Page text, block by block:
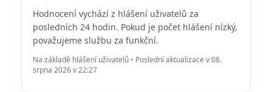
Hodnocení vychází z hlášení uživatelů za
posledních 24 hodin. Pokud je počet hlášení nízký,
považujeme službu za funkční.
Na základě hlášení uživatelů • Poslední aktualizace v 08.
srpna 2026 v 22:27